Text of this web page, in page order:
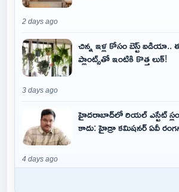
2 days ago
చిన్న ఇళ్ల కోసం బెస్ట్ ఐడియా..
ప్లాంట్స్‌తో ఇంటికి కొత్త లుక్!
3 days ago
హైదరాబాద్‌లో రియల్ ఎస్టేట్
కాదు: హైడ్రా కమిషనర్ ఏవీ
4 days ago